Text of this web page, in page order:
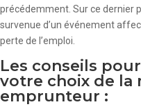
précédemment. Sur ce dernier
survenue d’un événement
perte de l’emploi.
Les conseils
votre choix de la
emprunteur :